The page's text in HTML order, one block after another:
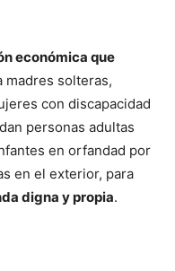
económica que
madres solteras,
con discapacidad
personas adultas
en orfandad por
en el exterior, para
digna y propia.